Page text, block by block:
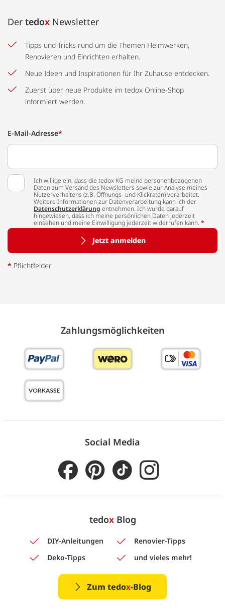
Der tedox Newsletter
Tipps und Tricks rund um die Themen Heimwerken,
Renovieren und Einrichten erhalten.
Neue Ideen und Inspirationen für Ihr Zuhause entdecken.
Zuerst über neue Produkte im tedox Online-Shop
informiert werden.
E-Mail-Adresse*
Ich willige ein, dass die tedox KG meine personenbezogenen
Daten zum Versand des Newsletters sowie zur Analyse meines
Nutzerverhaltens (z.B. Öffnungs- und Klickraten) verarbeitet.
Weitere Informationen zur Datenverarbeitung kann ich der
Datenschutzerklärung entnehmen. Ich wurde darauf
hingewiesen, dass ich meine persönlichen Daten jederzeit
einsehen und meine Einwilligung jederzeit widerrufen kann. *
Jetzt anmelden
* Pflichtfelder
Zahlungs­möglich­keiten
Social Media
tedoxBlog
DIY-Anleitungen
Renovier-Tipps
Deko-Tipps
und vieles mehr!
Zum tedox-Blog